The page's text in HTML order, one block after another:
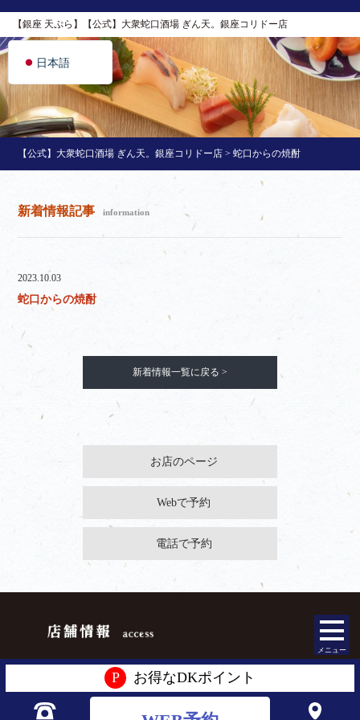
【銀座 天ぷら】【公式】大衆蛇口酒場 ぎん天。銀座コリドー店
メニュー
【公式】大衆蛇口酒場 ぎん天。銀座コリドー店 >蛇口からの焼酎
新着情報記事 information
2023.10.03
蛇口からの焼酎
新着情報一覧に戻る >
お店のページ
Webで予約
電話で予約
P お得なDKポイント
日本語
English
简体中文